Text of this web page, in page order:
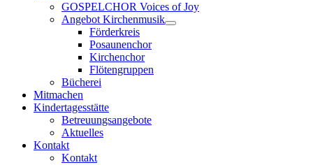
GOSPELCHOR Voices of Joy
Angebot Kirchenmusik
Förderkreis
Posaunenchor
Kirchenchor
Flötengruppen
Bücherei
Mitmachen
Kindertagesstätte
Betreuungsangebote
Aktuelles
Kontakt
Kontakt